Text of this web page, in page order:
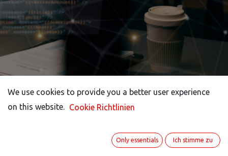
Sparen Sie wertvolle
We use cookies to provide you a better user experience
on this website.
Cookie Richtlinien
Only essentials Ich stimme zu
We use cookies to provide you a better user experience
on this website.
Cookie Richtlinien
Only essentials Ich stimme zu